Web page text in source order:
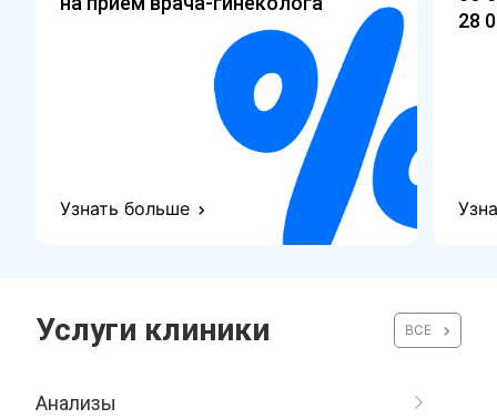
Узнать больше
28
Услуги клиники ВСЕ
Анализы